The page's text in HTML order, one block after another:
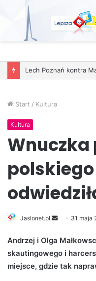
Start / Kultura
Kultura
Jaslonet.pl
n
d
a
31 maja
Andrzej i Olga
skautingowego i
miejsce, gdzie tak